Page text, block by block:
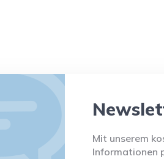
Mit unserem
Informationen